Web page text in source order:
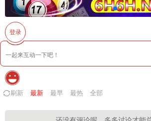
登录
刷新 最新 最早 最热 全部